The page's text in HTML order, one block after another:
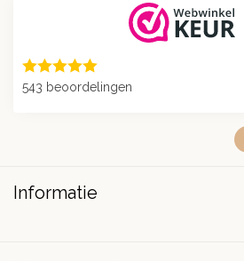
543 beoordelingen
Informatie